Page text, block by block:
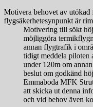
Motivera behovet av
flygsäkerhetesynpunkt är
Motivering till sökt
möjliggöra
annan flygtrafik i
tidigt meddela piloten
under 120m om
beslut om godkänd
Emmaboda MFK
att skicka ut denna
och vid behov även